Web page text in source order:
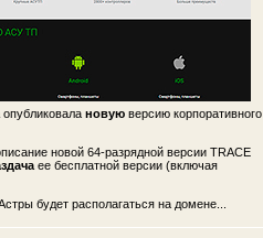
опубликовала новую версию корпоративного
новой 64-разрядной версии TRACE
ее бесплатной версии (включая
будет располагаться на домене...